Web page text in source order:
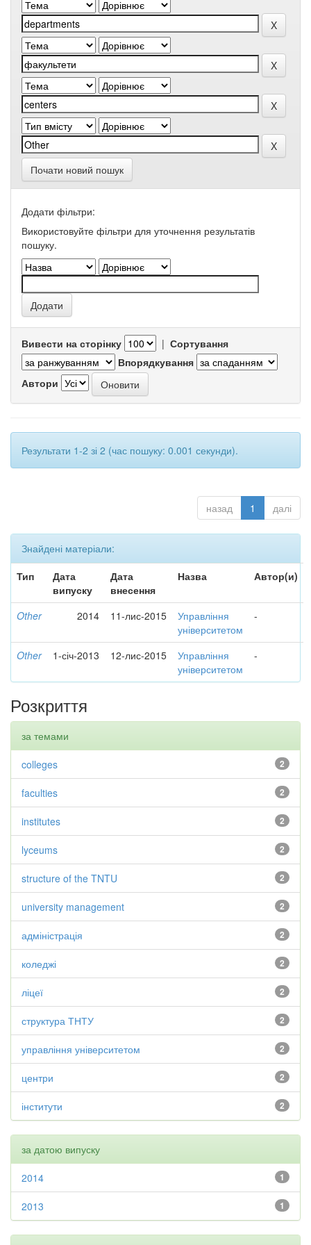
Почати новий пошук
Додати фільтри:
Використовуйте фільтри для уточнення результатів
пошуку.
Вивести на сторінку | Сортування
Впорядкування
Автори
Результати 1-2 зі 2 (час пошуку: 0.001 секунди).
назад 1 далі
Знайдені матеріали:
Тип
Дата
випуску
Дата
внесення
Назва Автор(и)
Other 2014 11-лис-2015
Управління
університетом
-
Other 1-січ-2013 12-лис-2015
Управління
університетом
-
Розкриття
за темами
2
colleges
2
faculties
2
institutes
2
lyceums
2
structure of the TNTU
2
university management
2
адміністрація
2
коледжі
2
ліцеї
2
структура ТНТУ
2
управління університетом
2
центри
2
інститути
за датою випуску
1
2014
1
2013